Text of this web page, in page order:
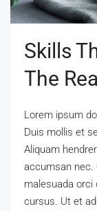
Skills
The
Lorem ipsum
Duis mollis et
Aliquam
accumsan nec.
malesuada
cursus. Ut et